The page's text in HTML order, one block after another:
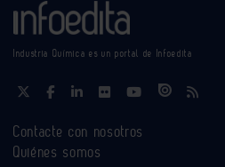
Industria Química es un portal de Infoedita
Contacte con nosotros
Quiénes somos